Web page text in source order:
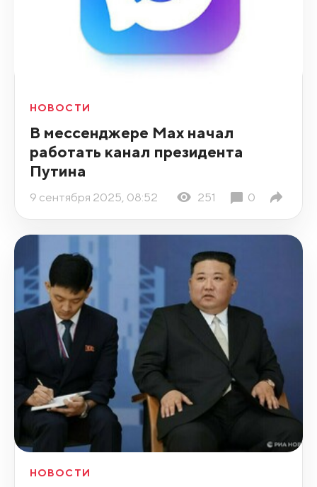
НОВОСТИ
В мессенджере Max начал
работать канал президента
Путина
9 сентября 2025, 08:52 251 0
НОВОСТИ